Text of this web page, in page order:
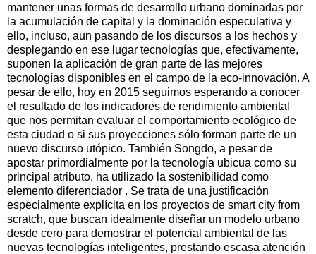
mantener unas formas de desarrollo urbano dominadas por
la acumulación de capital y la dominación especulativa y
ello, incluso, aun pasando de los discursos a los hechos y
desplegando en ese lugar tecnologías que, efectivamente,
suponen la aplicación de gran parte de las mejores
tecnologías disponibles en el campo de la eco-innovación. A
pesar de ello, hoy en 2015 seguimos esperando a conocer
el resultado de los indicadores de rendimiento ambiental
que nos permitan evaluar el comportamiento ecológico de
esta ciudad o si sus proyecciones sólo forman parte de un
nuevo discurso utópico. También Songdo, a pesar de
apostar primordialmente por la tecnología ubicua como su
principal atributo, ha utilizado la sostenibilidad como
elemento diferenciador . Se trata de una justificación
especialmente explícita en los proyectos de smart city from
scratch, que buscan idealmente diseñar un modelo urbano
desde cero para demostrar el potencial ambiental de las
nuevas tecnologías inteligentes, prestando escasa atención